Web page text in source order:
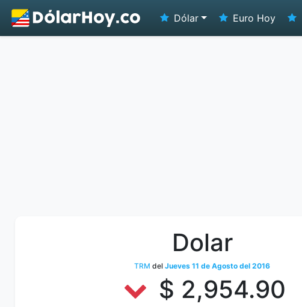
Dólar Euro Hoy
Dolar
TRM del Jueves 11 de Agosto del 2016
$ 2,954.90